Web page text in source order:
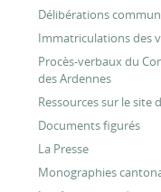
Délibérations
Immatriculations des
Procès-verbaux du
des Ardennes
Ressources sur le site
Documents figurés
La Presse
Monographies